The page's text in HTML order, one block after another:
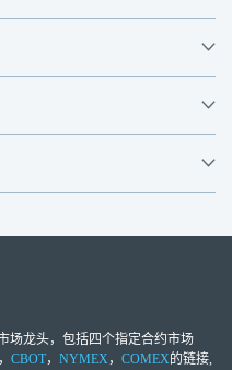
场龙头，包括四个指定合约市场
， CBOT， NYMEX， COMEX的链接,